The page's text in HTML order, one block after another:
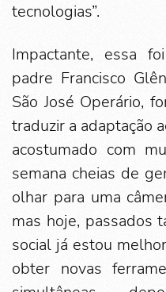
tecnologias”.
Impactante, essa
padre Francisco
São José Operário,
traduzir a adaptação
acostumado com
semana cheias de
olhar para uma
mas hoje, passados
social já estou
obter novas